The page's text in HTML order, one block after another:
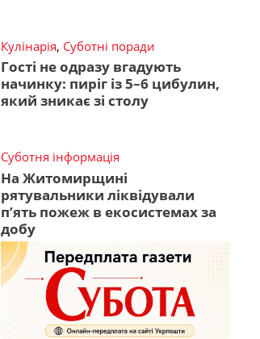
Кулінарія, Суботні поради
Гості не одразу вгадують
начинку: пиріг із 5–6 цибулин,
який зникає зі столу
Суботня інформація
На Житомирщині
рятувальники ліквідували
п’ять пожеж в екосистемах за
добу